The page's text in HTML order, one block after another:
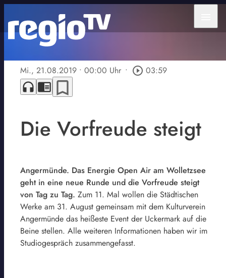
Mi., 21.08.2019 • 00:00 Uhr • play_circle_outline 03:59
headphones chrome_reader_mode bookmark_border
Die Vorfreude steigt
Angermünde. Das Energie Open Air am Wolletzsee
geht in eine neue Runde und die Vorfreude steigt
von Tag zu Tag. Zum 11. Mal wollen die Städtischen
Werke am 31. August gemeinsam mit dem Kulturverein
Angermünde das heißeste Event der Uckermark auf die
Beine stellen. Alle weiteren Informationen haben wir im
Studiogespräch zusammengefasst.